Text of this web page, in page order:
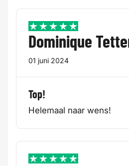
5 / 5
Dominique
01 juni 2024
Top!
Helemaal naar wens!
5 / 5